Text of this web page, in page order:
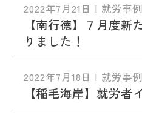
2022年7月21日 | 就労事例
【南行徳】７月度新
りました！
2022年7月18日 | 就労事例
【稲毛海岸】就労者